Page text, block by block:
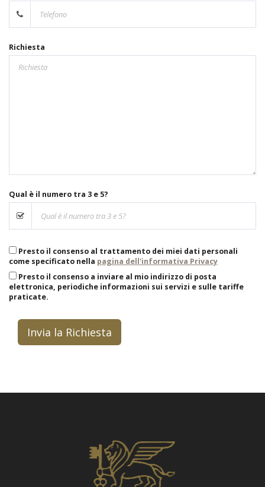
Richiesta
Qual è il numero tra 3 e 5?
Presto il consenso al trattamento dei miei dati personali
come specificato nella pagina dell'informativa Privacy
Presto il consenso a inviare al mio indirizzo di posta
elettronica, periodiche informazioni sui servizi e sulle tariffe
praticate.
Invia la Richiesta